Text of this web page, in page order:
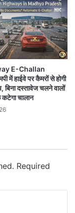
E-Challan
में हाईवे पर कैमरों से होगी
बिना दस्तावेज चलने वालों
चालान
Required